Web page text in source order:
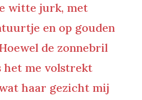
witte jurk, met
en op gouden
de zonnebril
het me volstrekt
haar gezicht mij